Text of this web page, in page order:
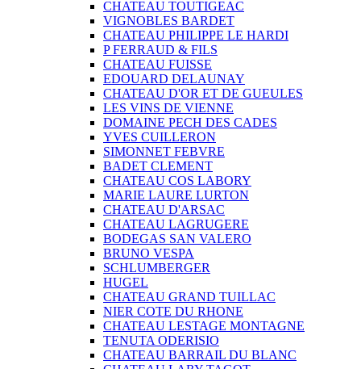
CHATEAU TOUTIGEAC
VIGNOBLES BARDET
CHATEAU PHILIPPE LE HARDI
P FERRAUD & FILS
CHATEAU FUISSE
EDOUARD DELAUNAY
CHATEAU D'OR ET DE GUEULES
LES VINS DE VIENNE
DOMAINE PECH DES CADES
YVES CUILLERON
SIMONNET FEBVRE
BADET CLEMENT
CHATEAU COS LABORY
MARIE LAURE LURTON
CHATEAU D'ARSAC
CHATEAU LAGRUGERE
BODEGAS SAN VALERO
BRUNO VESPA
SCHLUMBERGER
HUGEL
CHATEAU GRAND TUILLAC
NIER COTE DU RHONE
CHATEAU LESTAGE MONTAGNE
TENUTA ODERISIO
CHATEAU BARRAIL DU BLANC